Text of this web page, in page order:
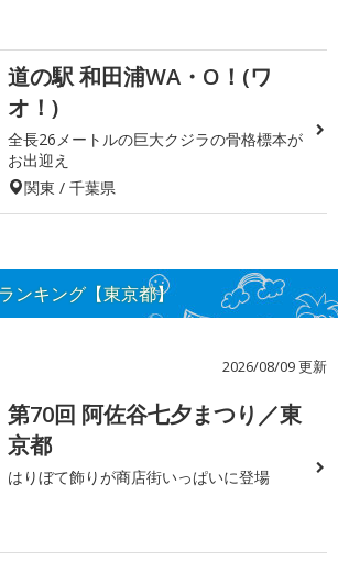
道の駅 和田浦WA・O！(ワ
オ！)
全長26メートルの巨大クジラの骨格標本が
お出迎え
関東 / 千葉県
ンキング【東京都】
2026/08/09 更新
第70回 阿佐谷七夕まつり／東
京都
はりぼて飾りが商店街いっぱいに登場